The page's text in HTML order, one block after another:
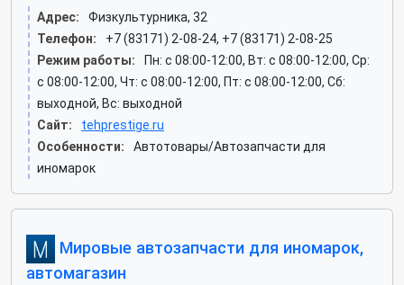
Адрес:
Физкультурника, 32
Телефон:
+7 (83171) 2-08-24, +7 (83171) 2-08-25
Режим работы:
Пн: c 08:00-12:00, Вт: c 08:00-12:00, Ср:
c 08:00-12:00, Чт: c 08:00-12:00, Пт: c 08:00-12:00, Сб:
выходной, Вс: выходной
Сайт:
tehprestige.ru
Особенности:
Автотовары/Автозапчасти для
иномарок
Мировые автозапчасти для иномарок,
автомагазин